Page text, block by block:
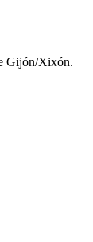
Gijón/Xixón.